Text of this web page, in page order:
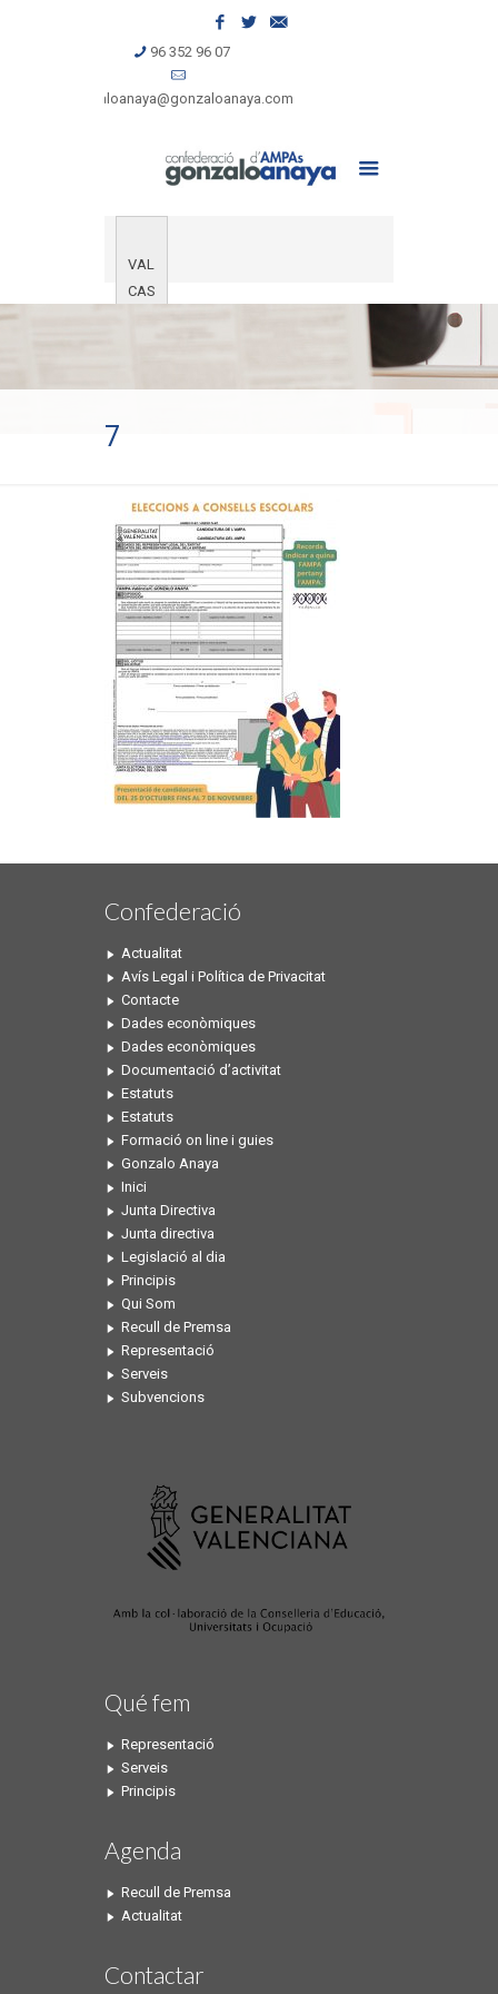
96 352 96 07
gonzaloanaya@gonzaloanaya.com
VAL
CAS
7
Confederació
Actualitat
Avís Legal i Política de Privacitat
Contacte
Dades econòmiques
Dades econòmiques
Documentació d’activitat
Estatuts
Estatuts
Formació on line i guies
Gonzalo Anaya
Inici
Junta Directiva
Junta directiva
Legislació al dia
Principis
Qui Som
Recull de Premsa
Representació
Serveis
Subvencions
Qué fem
Representació
Serveis
Principis
Agenda
Recull de Premsa
Actualitat
Contactar